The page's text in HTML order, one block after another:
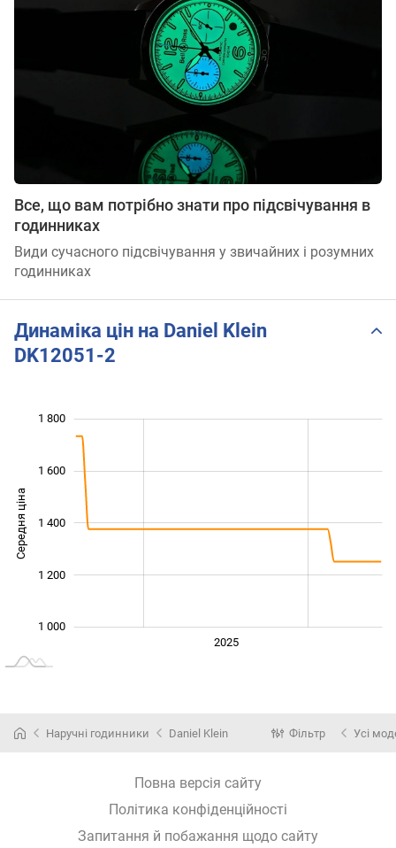
Все, що вам потрібно знати про підсвічування в
годинниках
Види сучасного підсвічування у звичайних і розумних
годинниках
Динаміка цін на Daniel Klein
DK12051-2
Середня ціна 1 000
1 000
1 200
1 400
1 600
1 800
2025
Наручні годинники Daniel Klein Фільтр Усі
Повна версія сайту
Політика конфіденційності
Запитання й побажання щодо сайту